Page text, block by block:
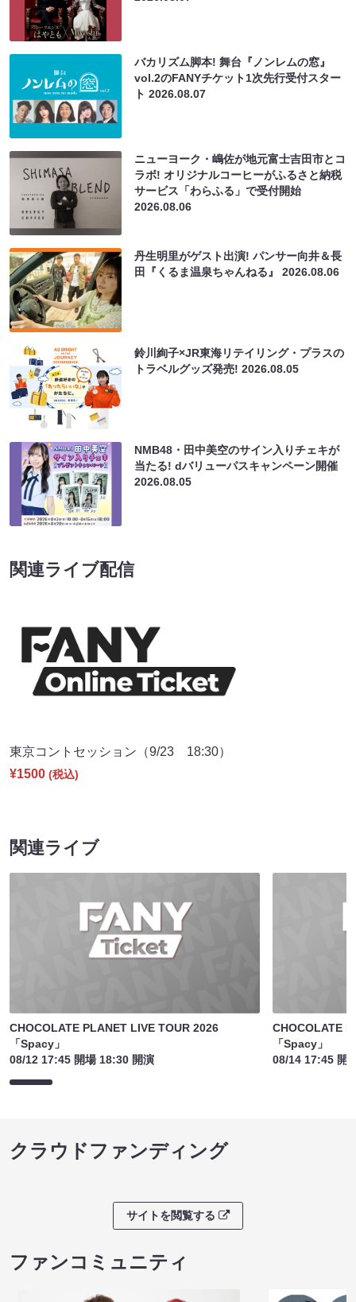
バカリズム脚本! 舞台『ノンレムの窓』
vol.2のFANYチケット1次先行受付スター
ト2026.08.07
ニューヨーク・嶋佐が地元富士吉田市とコ
ラボ! オリジナルコーヒーがふるさと納税
サービス「わらふる」で受付開始
2026.08.06
丹生明里がゲスト出演! パンサー向井＆長
田『くるま温泉ちゃんねる』2026.08.06
鈴川絢子×JR東海リテイリング・プラスの
トラベルグッズ発売!2026.08.05
NMB48・田中美空のサイン入りチェキが
当たる! dバリューパスキャンペーン開催
2026.08.05
関連ライブ配信
東京コントセッション（9/23 18:30）
¥1500 (税込)
関連ライブ
CHOCOLATE PLANET LIVE TOUR 2026
「Spacy」
08/12 17:45 開場 18:30 開演
CHOCOLATE
「Spacy」
08/14 17:45 開
クラウドファンディング
サイトを閲覧する
ファンコミュニティ